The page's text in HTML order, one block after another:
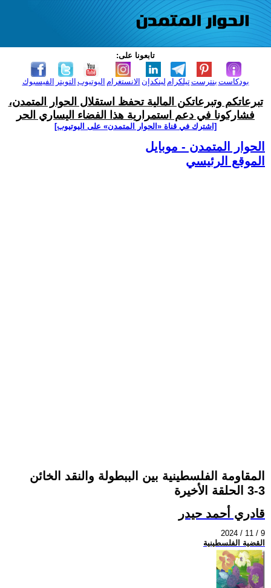
تابعونا على:
الفيسبوك التويتر اليوتيوب الانستغرام لينكدإن تيلكرامبنترست بودكاست
تبرعاتكم وتبرعاتكن المالية تحفظ استقلال الحوار المتمدن،
فشاركونا في دعم استمرارية هذا الفضاء اليساري الحر
[اشترك في قناة ‫«الحوار المتمدن» على اليوتيوب]
الحوار المتمدن - موبايل
الموقع الرئيسي
المقاومة الفلسطينية بين الببطولة والنقد الخائن
3-3 الحلقة الأخيرة
قادري أحمد حيدر
2024 / 11 / 9
القضية الفلسطينية